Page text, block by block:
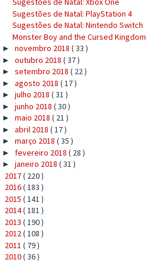
Sugestões de Natal: PlayStation 4
Sugestões de Natal: Nintendo Switch
Monster Boy and the Cursed Kingdom
► novembro 2018 ( 33 )
► outubro 2018 ( 37 )
► setembro 2018 ( 22 )
► agosto 2018 ( 17 )
► julho 2018 ( 31 )
► junho 2018 ( 30 )
► maio 2018 ( 21 )
► abril 2018 ( 17 )
► março 2018 ( 35 )
► fevereiro 2018 ( 28 )
► janeiro 2018 ( 31 )
2017( 220 )
2016( 183 )
2015 ( 141 )
2014( 181 )
2013 ( 190 )
2012( 108 )
2011 ( 79 )
2010( 36 )